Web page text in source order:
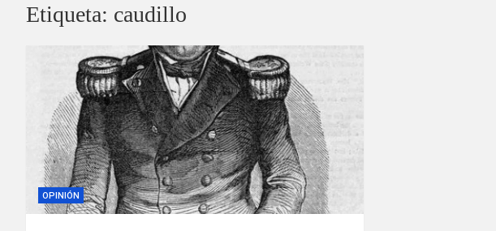
Etiqueta: caudillo
OPINIÓN